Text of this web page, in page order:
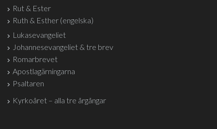
Rut & Ester
Ruth & Esther (engelska)
Lukasevangeliet
Johannesevangeliet & tre brev
Romarbrevet
Apostlagärningarna
Psaltaren
Kyrkoåret – alla tre årgångar